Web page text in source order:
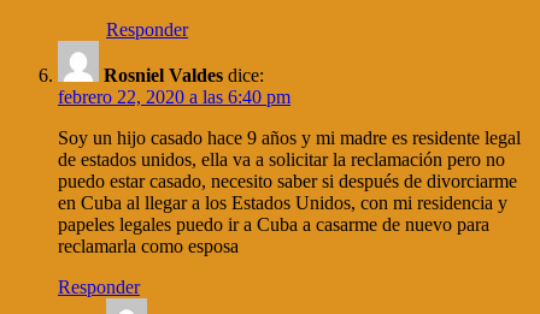
Responder
Rosniel Valdes dice:
febrero 22, 2020 a las 6:40 pm
Soy un hijo casado hace 9 años y mi madre es residente legal
de estados unidos, ella va a solicitar la reclamación pero no
puedo estar casado, necesito saber si después de divorciarme
en Cuba al llegar a los Estados Unidos, con mi residencia y
papeles legales puedo ir a Cuba a casarme de nuevo para
reclamarla como esposa
Responder